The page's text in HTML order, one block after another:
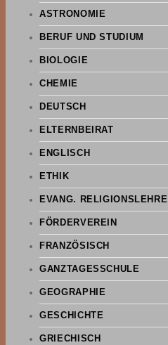
ASTRONOMIE
BERUF UND STUDIUM
BIOLOGIE
CHEMIE
DEUTSCH
ELTERNBEIRAT
ENGLISCH
ETHIK
EVANG. RELIGIONSLEHRE
FÖRDERVEREIN
FRANZÖSISCH
GANZTAGESSCHULE
GEOGRAPHIE
GESCHICHTE
GRIECHISCH